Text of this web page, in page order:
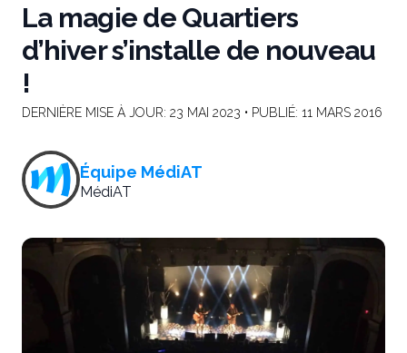
Amos, Qc
La magie de Quartiers
d’hiver s’installe de nouveau
!
DERNIÈRE MISE À JOUR: 23 MAI 2023 • PUBLIÉ: 11 MARS 2016
Équipe MédiAT
MédiAT